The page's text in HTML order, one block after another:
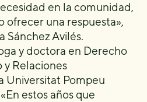
en la comunidad,
ofrecer una respuesta»,
Sánchez Avilés.
y doctora en Derecho
Relaciones
Universitat Pompeu
estos años que